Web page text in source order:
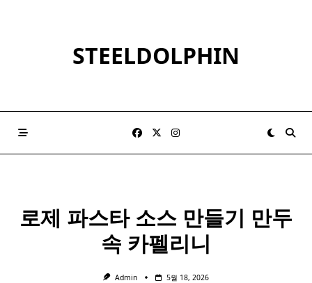
STEELDOLPHIN
로제 파스타 소스 만들기 만두
속 카펠리니
Admin 5월 18, 2026